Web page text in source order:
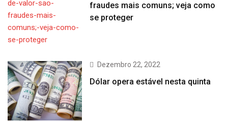
fraudes mais comuns; veja como
se proteger
Dezembro 22, 2022
Dólar opera estável nesta quinta